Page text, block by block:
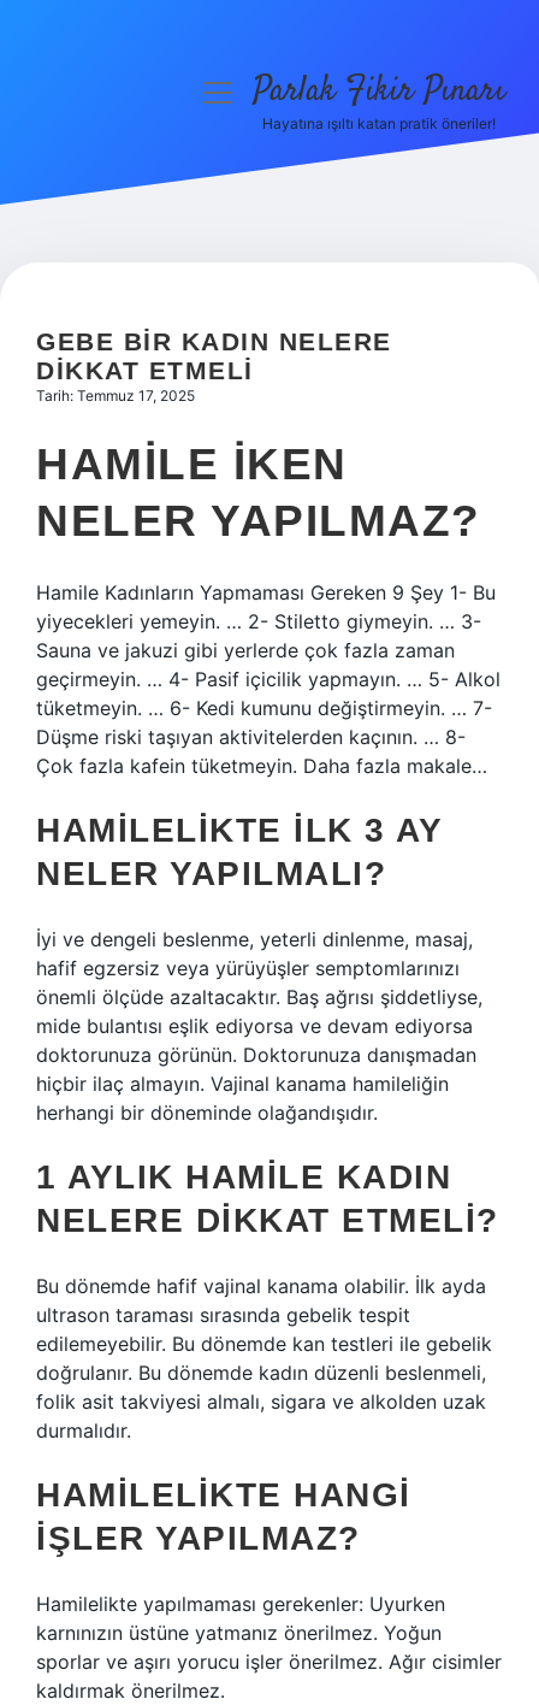
Hakkımızda
menüyüParlak Fikir Pınarı
Hayatına ışıltı katan pratik öneriler!
GEBE BIR KADIN NELERE
DIKKAT ETMELI
Tarih: Temmuz 17, 2025
HAMILE IKEN
NELER YAPILMAZ?
Hamile Kadınların Yapmaması Gereken 9 Şey 1- Bu
yiyecekleri yemeyin. … 2- Stiletto giymeyin. … 3-
Sauna ve jakuzi gibi yerlerde çok fazla zaman
geçirmeyin. … 4- Pasif içicilik yapmayın. … 5- Alkol
tüketmeyin. … 6- Kedi kumunu değiştirmeyin. … 7-
Düşme riski taşıyan aktivitelerden kaçının. … 8-
Çok fazla kafein tüketmeyin. Daha fazla makale…
HAMILELIKTE ILK 3 AY
NELER YAPILMALI?
İyi ve dengeli beslenme, yeterli dinlenme, masaj,
hafif egzersiz veya yürüyüşler semptomlarınızı
önemli ölçüde azaltacaktır. Baş ağrısı şiddetliyse,
mide bulantısı eşlik ediyorsa ve devam ediyorsa
doktorunuza görünün. Doktorunuza danışmadan
hiçbir ilaç almayın. Vajinal kanama hamileliğin
herhangi bir döneminde olağandışıdır.
1 AYLIK HAMILE KADIN
NELERE DIKKAT ETMELI?
Bu dönemde hafif vajinal kanama olabilir. İlk ayda
ultrason taraması sırasında gebelik tespit
edilemeyebilir. Bu dönemde kan testleri ile gebelik
doğrulanır. Bu dönemde kadın düzenli beslenmeli,
folik asit takviyesi almalı, sigara ve alkolden uzak
durmalıdır.
HAMILELIKTE HANGI
IŞLER YAPILMAZ?
Hamilelikte yapılmaması gerekenler: Uyurken
karnınızın üstüne yatmanız önerilmez. Yoğun
sporlar ve aşırı yorucu işler önerilmez. Ağır cisimler
kaldırmak önerilmez.